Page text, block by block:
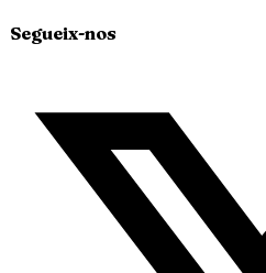
Segueix-nos